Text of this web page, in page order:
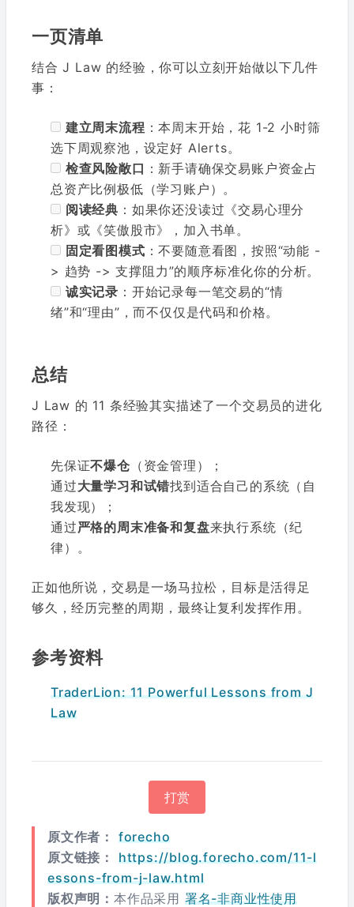
一页清单
结合 J Law 的经验，你可以立刻开始做以下几件
事：
建立周末流程 ：本周末开始，花 1-2 小时筛
选下周观察池，设定好 Alerts。
检查风险敞口 ：新手请确保交易账户资金占
总资产比例极低（学习账户）。
阅读经典 ：如果你还没读过《交易心理分
析》或《笑傲股市》，加入书单。
固定看图模式 ：不要随意看图，按照“动能 -
> 趋势 -> 支撑阻力”的顺序标准化你的分析。
诚实记录 ：开始记录每一笔交易的“情
绪”和“理由”，而不仅仅是代码和价格。
总结
J Law 的 11 条经验其实描述了一个交易员的进化
路径：
先保证不爆仓 （资金管理）；
通过大量学习和试错找到适合自己的系统（自
我发现）；
通过严格的周末准备和复盘来执行系统（纪
律）。
正如他所说，交易是一场马拉松，目标是活得足
够久，经历完整的周期，最终让复利发挥作用。
参考资料
TraderLion: 11 Powerful Lessons from J
Law
打赏
原文作者：
forecho
原文链接：
https://blog.forecho.com/11-l
essons-from-j-law.html
版权声明： 本作品采用 署名-非商业性使用